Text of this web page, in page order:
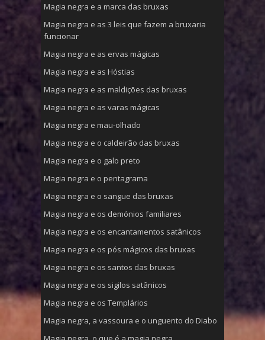
Magia negra e a marca das bruxas
Magia negra e as 3 leis que fazem a bruxaria
funcionar
Magia negra e as ervas mágicas
Magia negra e as Hóstias
Magia negra e as maldições das bruxas
Magia negra e as varas mágicas
Magia negra e mau-olhado
Magia negra e o caldeirão das bruxas
Magia negra e o galo preto
Magia negra e o pentagrama
Magia negra e o sangue das bruxas
Magia negra e os demónios familiares
Magia negra e os encantamentos satânicos
Magia negra e os pós mágicos das bruxas
Magia negra e os santos das bruxas
Magia negra e os sigilos satânicos
Magia negra e os Templários
Magia negra, a vassoura e o unguento do Diabo